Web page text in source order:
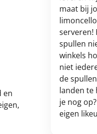
en
maat bij
serveren!
spullen
winkels
niet
de
landen te
je nog
eigen